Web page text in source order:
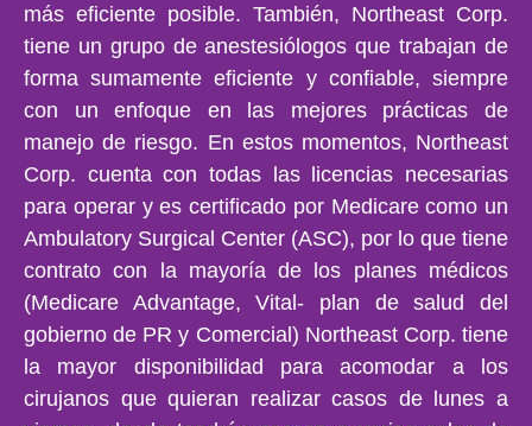
más eficiente posible. También, Northeast Corp.
tiene un grupo de anestesiólogos que trabajan de
forma sumamente eficiente y confiable, siempre
con un enfoque en las mejores prácticas de
manejo de riesgo. En estos momentos, Northeast
Corp. cuenta con todas las licencias necesarias
para operar y es certificado por Medicare como un
Ambulatory Surgical Center (ASC), por lo que tiene
contrato con la mayoría de los planes médicos
(Medicare Advantage, Vital- plan de salud del
gobierno de PR y Comercial) Northeast Corp. tiene
la mayor disponibilidad para acomodar a los
cirujanos que quieran realizar casos de lunes a